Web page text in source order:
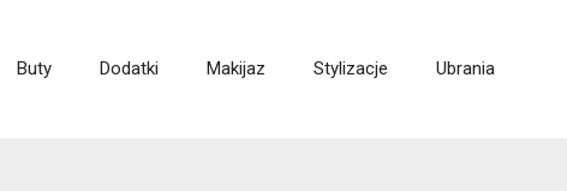
Buty Dodatki Makijaz Stylizacje Ubrania